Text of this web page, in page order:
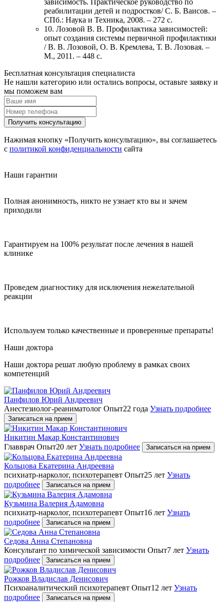
реабилитации детей и подростков/ С. Б. Ваисов. –
СПб.: Наука и Техника, 2008. – 272 с.
10. Лозовой В. В. Профилактика зависимостей:
опыт создания системы первичной профилактики
/ В. В. Лозовой, О. В. Кремлева, Т. В. Лозовая. –
М., 2011. – 448 с.
Бесплатная консультация специалиста
Не нашли категорию или остались вопросы, оставьте заявку и
мы поможем вам
Получить консультацию
Нажимая кнопку «Получить консультацию», вы соглашаетесь
с политикой конфиденциальности сайта
Наши гарантии
Полная анонимность, никто не узнает кто вы и зачем
приходили
Гарантируем на 100% результат после лечения в нашей
клинике
Проведем диагностику для исключения нежелательной
реакции
Используем только качественные и проверенные препараты!
Наши доктора
Наши доктора решат любую проблему в рамках своих
компетенций
Панфилов Юрий Андреевич
Анестезиолог-реаниматолог Опыт22 года Узнать подробнее
Записаться на прием
Никитин Макар Константинович
Главврач Опыт20 лет Узнать подробнее Записаться на прием
Кольцова Екатерина Андреевна
психиатр-нарколог, психотерапевт Опыт25 лет Узнать
подробнее
Записаться на прием
Кузьмина Валерия Адамовна
психиатр-нарколог, психотерапевт Опыт16 лет Узнать
подробнее
Записаться на прием
Седова Анна Степановна
Консультант по химической зависимости Опыт7 лет Узнать
подробнее
Записаться на прием
Рожков Владислав Денисович
Психоаналитический психотерапевт Опыт12 лет Узнать
подробнее
Записаться на прием